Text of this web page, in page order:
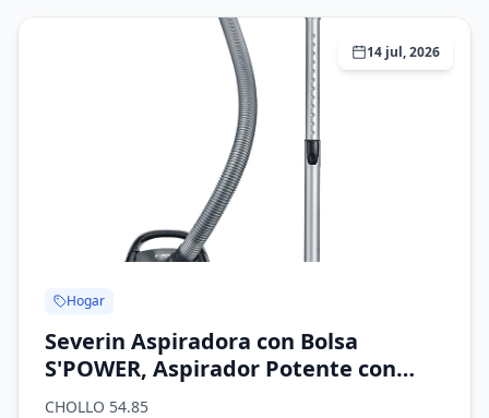
14 jul, 2026
Hogar
Severin Aspiradora con Bolsa
S'POWER, Aspirador Potente con
prácticos Accesorios, Aspirador
CHOLLO 54.85